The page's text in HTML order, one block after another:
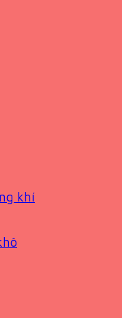
khí